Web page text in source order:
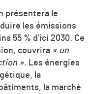
présentera le
les émissions
55 % d’ici 2030. Ce
couvrira « un
». Les énergies
la
la marché